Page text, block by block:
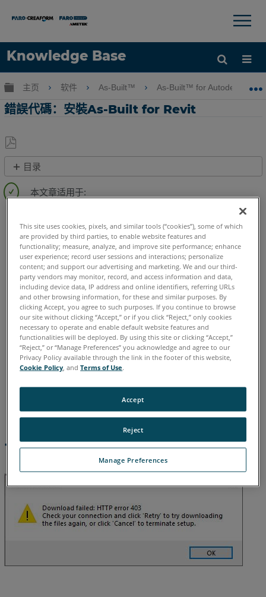
Knowledge Base
语言
×
扩展/隐缩全局层次
主页 软件 As-Built™ As-Built™ for Autodesk
錯誤代碼：安裝As-Built for Revit
另
存
为
PDF
目录
载
HTTP
ERROR
403
概
述
解
决
方
法
德语 意大利语 日语 法语 简体中文 英语 葡萄牙语
西班牙语 韩语
下载失败：HTTP ERROR 403
This site uses cookies, pixels, and similar tools (“cookies”), some of which
are provided by third parties, to enable website features and
functionality; measure, analyze, and improve site performance; enhance
user experience; record user sessions and interactions; personalize
content; and support our advertising and marketing. We and our third-
party vendors may monitor, record, and access information and data,
including device data, IP address and online identifiers, referring URLs
and other browsing information, for these and similar purposes. By
clicking Accept, you agree to such purposes. If you continue to browse
our site without clicking “Accept,” or if you click “Reject,” only cookies
necessary to operate and enable default website features and
functionalities will be deployed. By using this site or clicking “Accept,”
“Reject,” or “Manage Preferences” you acknowledge and agree to our
Privacy Policy available through the link in the footer of this website,
Cookie Policy , andTerms of Use.
Manage Preferences
Reject
Accept